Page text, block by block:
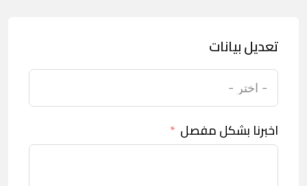
تعديل بيانات
اخبرنا بشكل مفصل